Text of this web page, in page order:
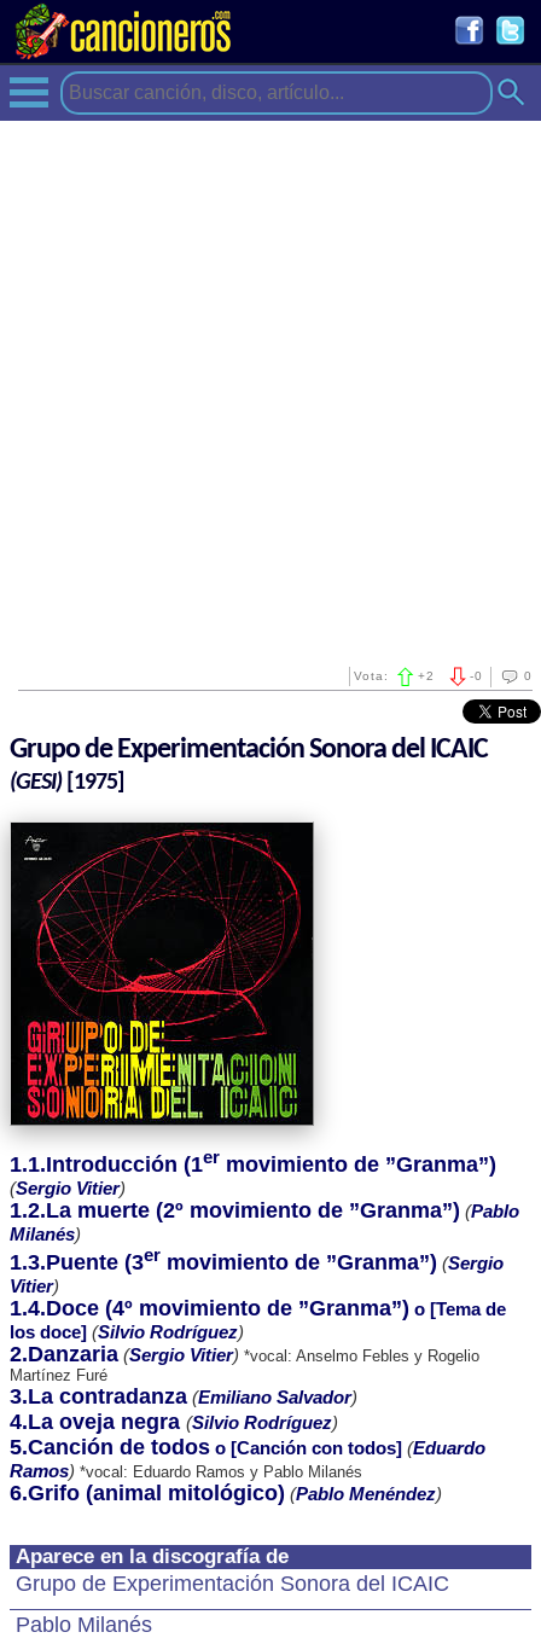
0
-0
Vota: +2
Grupo de Experimentación Sonora del ICAIC
(GESI)[1975]
Aparece en la discografía de
Grupo de Experimentación Sonora del ICAIC
Pablo Milanés
1.1.Introducción (1er movimiento de ”Granma”)
(Sergio Vitier)
1.2.La muerte (2º movimiento de ”Granma”) (Pablo
Milanés)
1.3.Puente (3er movimiento de ”Granma”) (Sergio
Vitier)
1.4.Doce (4º movimiento de ”Granma”) o [Tema de
los doce] (Silvio Rodríguez)
2.Danzaria (Sergio Vitier) *vocal: Anselmo Febles y Rogelio
Martínez Furé
3.La contradanza (Emiliano Salvador)
4.La oveja negra (Silvio Rodríguez)
5.Canción de todos o [Canción con todos] (Eduardo
Ramos) *vocal: Eduardo Ramos y Pablo Milanés
6.Grifo (animal mitológico) (Pablo Menéndez)